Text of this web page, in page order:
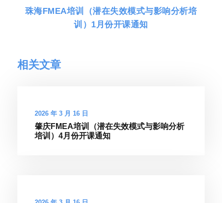
珠海FMEA培训（潜在失效模式与影响分析培
训）1月份开课通知
相关文章
2026 年 3 月 16 日
肇庆FMEA培训（潜在失效模式与影响分析
培训）4月份开课通知